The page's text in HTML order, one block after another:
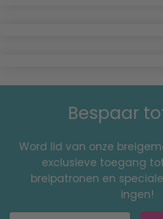
Bespaar
Word lid van onze
exclusieve toegang
breipatronen en
ingen!